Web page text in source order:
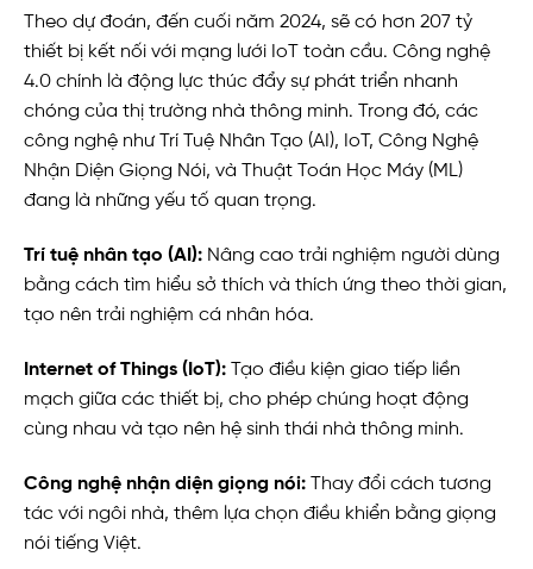
Theo dự đoán, đến cuối năm 2024, sẽ có hơn 207 tỷ
thiết bị kết nối với mạng lưới IoT toàn cầu. Công nghệ
4.0 chính là động lực thúc đẩy sự phát triển nhanh
chóng của thị trường nhà thông minh. Trong đó, các
công nghệ như Trí Tuệ Nhân Tạo (AI), IoT, Công Nghệ
Nhận Diện Giọng Nói, và Thuật Toán Học Máy (ML)
đang là những yếu tố quan trọng.
Trí tuệ nhân tạo (AI): Nâng cao trải nghiệm người dùng
bằng cách tìm hiểu sở thích và thích ứng theo thời gian,
tạo nên trải nghiệm cá nhân hóa.
Internet of Things (IoT): Tạo điều kiện giao tiếp liền
mạch giữa các thiết bị, cho phép chúng hoạt động
cùng nhau và tạo nên hệ sinh thái nhà thông minh.
Công nghệ nhận diện giọng nói: Thay đổi cách tương
tác với ngôi nhà, thêm lựa chọn điều khiển bằng giọng
nói tiếng Việt.